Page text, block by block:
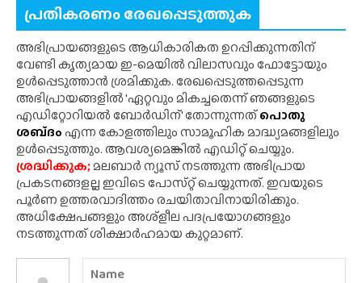
പ്രതികരണം രേഖപ്പെടുത്തുക
അഭിപ്രായങ്ങളുടെ ആധികാരികത ഉറപ്പിക്കുന്നതിന്
വേണ്ടി കൃത്യമായ ഇ-മെയിൽ വിലാസവും ഫോട്ടോയും
ഉൾപ്പെടുത്താൻ ശ്രമിക്കുക. രേഖപ്പെടുത്തപ്പെടുന്ന
അഭിപ്രായങ്ങളിൽ 'ഏറ്റവും മികച്ചതെന്ന് ഞങ്ങളുടെ
എഡിറ്റോറിയൽ ബോർഡിന്' തോന്നുന്നത്പൊതു
ശബ്‌ദംഎന്ന കോളത്തിലും സാമൂഹിക മാദ്ധ്യമങ്ങളിലും
ഉൾപ്പെടുത്തും. ആവശ്യമെങ്കിൽ എഡിറ്റ് ചെയ്യും.
ശ്രദ്ധിക്കുക;മലബാർ ന്യൂസ് നടത്തുന്ന അഭിപ്രായ
പ്രകടനങ്ങളല്ല ഇവിടെ പോസ്‌റ്റ് ചെയ്യുന്നത്. ഇവയുടെ
പൂർണ ഉത്തരവാദിത്തം രചയിതാവിനായിരിക്കും.
അധിക്ഷേപങ്ങളും അശ്‌ളീല പദപ്രയോഗങ്ങളും
നടത്തുന്നത് ശിക്ഷാർഹമായ കുറ്റമാണ്.